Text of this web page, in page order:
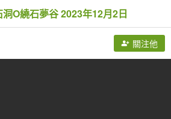
O繞石夢谷 2023年12月2日
關注他